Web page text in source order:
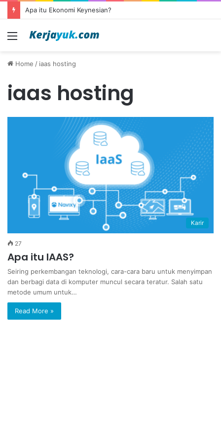
Apa itu Ekonomi Keynesian?
Menu
Home / iaas hosting
iaas hosting
Karir
27
Apa itu IAAS?
Seiring perkembangan teknologi, cara-cara baru untuk menyimpan
dan berbagi data di komputer muncul secara teratur. Salah satu
metode umum untuk…
Read More »